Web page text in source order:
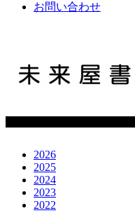
お問い合わせ
2026
2025
2024
2023
2022